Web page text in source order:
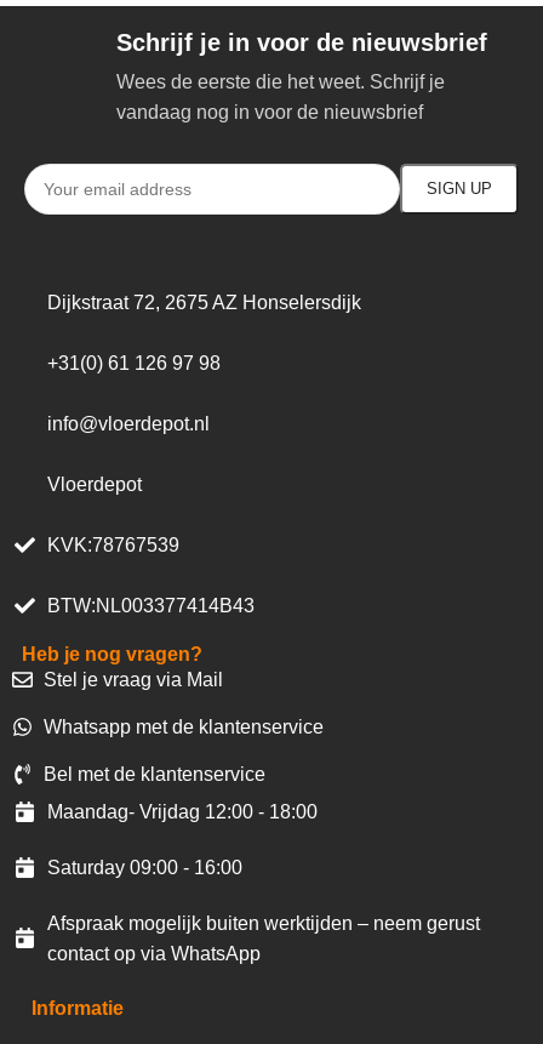
Schrijf je in voor de nieuwsbrief
Wees de eerste die het weet. Schrijf je
vandaag nog in voor de nieuwsbrief
Dijkstraat 72, 2675 AZ Honselersdijk
+31(0) 61 126 97 98
info@vloerdepot.nl
Vloerdepot
KVK:78767539
BTW:NL003377414B43
Heb je nog vragen?
Stel je vraag via Mail
Whatsapp met de klantenservice
Bel met de klantenservice
Maandag- Vrijdag 12:00 - 18:00
Saturday 09:00 - 16:00
Afspraak mogelijk buiten werktijden – neem gerust
contact op via WhatsApp
Informatie